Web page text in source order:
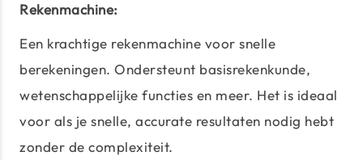
Rekenmachine:
Een krachtige rekenmachine voor snelle
berekeningen. Ondersteunt basisrekenkunde,
wetenschappelijke functies en meer. Het is ideaal
voor als je snelle, accurate resultaten nodig hebt
zonder de complexiteit.